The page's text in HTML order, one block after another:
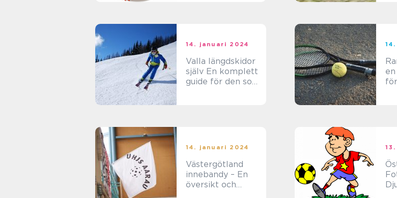
14. januari 2024
Valla längdskidor
själv En komplett
guide för den som
14. januari 2024
Västergötland
innebandy – En
översikt och